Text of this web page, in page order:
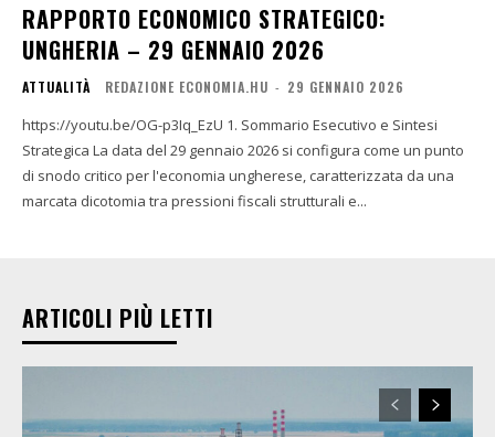
RAPPORTO ECONOMICO STRATEGICO:
UNGHERIA – 29 GENNAIO 2026
ATTUALITÀ REDAZIONE ECONOMIA.HU - 29 GENNAIO 2026
https://youtu.be/OG-p3Iq_EzU 1. Sommario Esecutivo e Sintesi
Strategica La data del 29 gennaio 2026 si configura come un punto
di snodo critico per l'economia ungherese, caratterizzata da una
marcata dicotomia tra pressioni fiscali strutturali e...
ARTICOLI PIÙ LETTI